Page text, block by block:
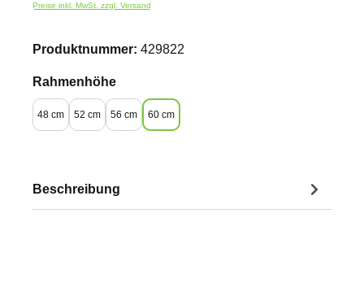
Preise inkl. MwSt. zzgl. Versand
Produktnummer: 429822
Rahmenhöheauswählen
48 cm 52 cm 56 cm 60 cm
Beschreibung